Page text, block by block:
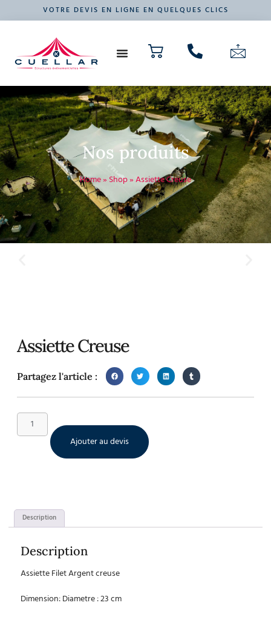
VOTRE DEVIS EN LIGNE EN QUELQUES CLICS
Nos produits
Home» Shop»Assiette Creuse
Assiette Creuse
Partagez l'article :
Ajouter au devis
Description
Description
Assiette Filet Argent creuse
Dimension: Diametre : 23 cm